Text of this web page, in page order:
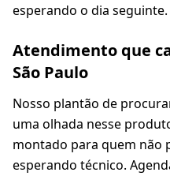
esperando o dia seguinte.
Atendimento que
São Paulo
Nosso plantão de
uma olhada nesse
montado para quem não
esperando técnico.